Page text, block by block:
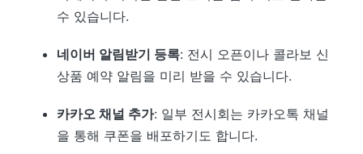
수 있습니다.
네이버 알림받기 등록: 전시 오픈이나 콜라보 신
상품 예약 알림을 미리 받을 수 있습니다.
카카오 채널 추가: 일부 전시회는 카카오톡 채널
을 통해 쿠폰을 배포하기도 합니다.